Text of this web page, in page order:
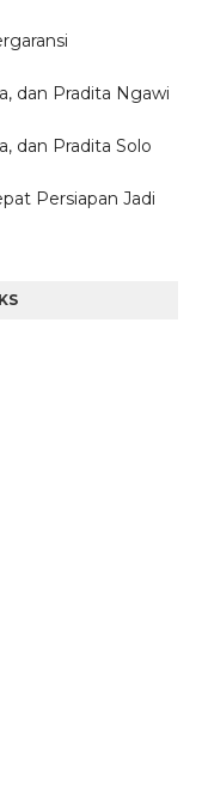
dan Pradita Ngawi
dan Pradita Solo
Persiapan Jadi